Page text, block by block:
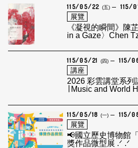
115/05/22 (五) 115/
展覽
《凝視的瞬間》陳
115/05/21 (四) 115/
講座
2026 彩雲講堂系列
∣ Music and World
115/05/18 (一) 115/
展覽
📢國立歷史博物館
獎作品微型展 .ᐟ .ᐟ